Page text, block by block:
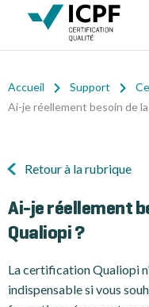
Accueil Support
Ai-je réellement besoin de
Retour à la rubrique
Ai-je réellement
Qualiopi ?
La certification Qualiopi
indispensable si vous